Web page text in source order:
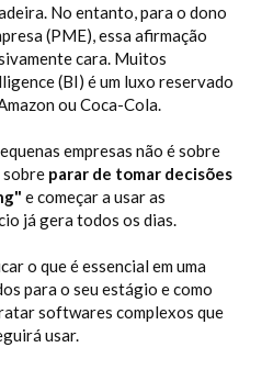
No entanto, para o dono
(PME), essa afirmação
cara. Muitos
(BI) é um luxo reservado
ou Coca-Cola.
empresas não é sobre
sobre parar de tomar decisões
e começar a usar as
já gera todos os dias.
o que é essencial em uma
para o seu estágio e como
softwares complexos que
usar.